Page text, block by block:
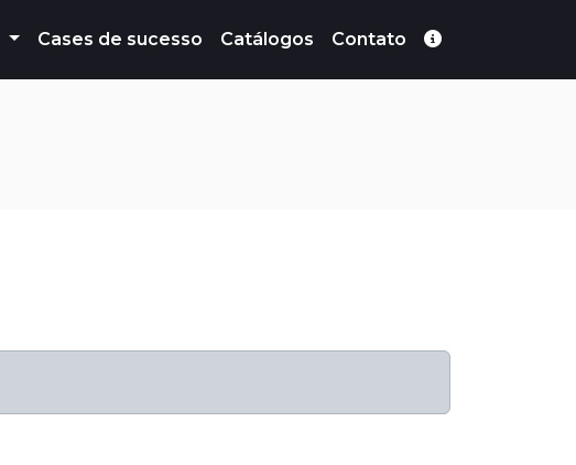
Cases de sucesso Catálogos Contato